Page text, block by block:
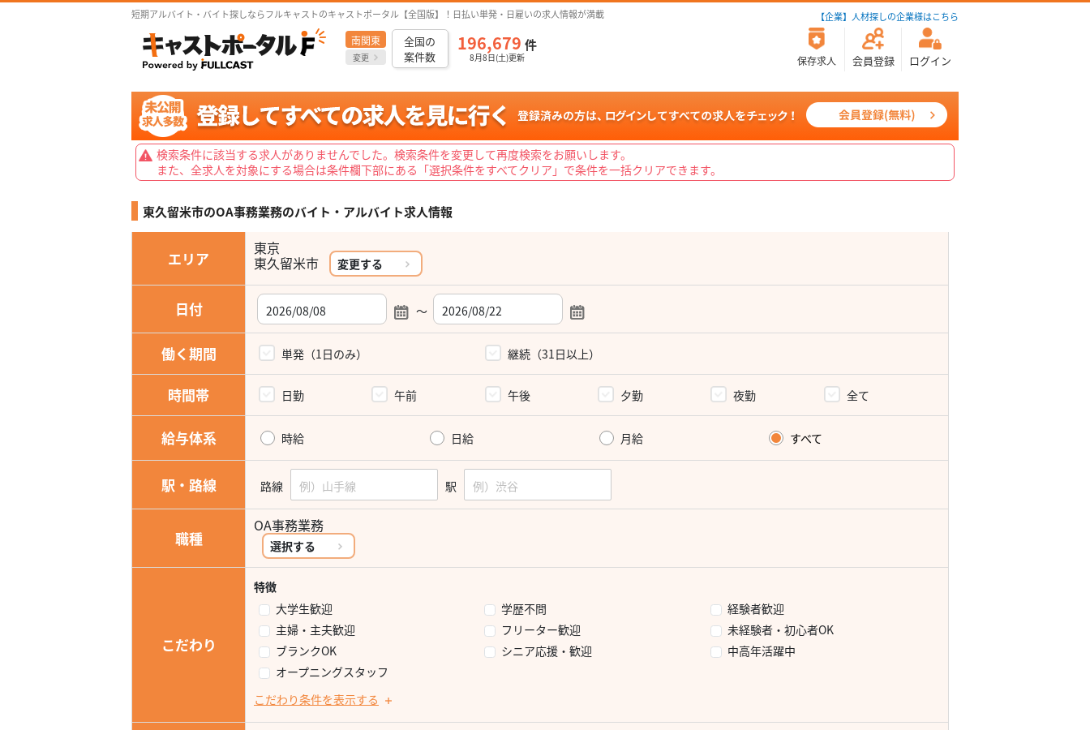
短期アルバイト・バイト探しならフルキャストのキャストポータル【全国版】！日払い単発・日雇いの求人情報が満載 【企業】人材探しの企業様はこちら
南関東
変更
全国の
案件数
196,679 件
8月8日(土)更新 保存求人 会員登録 ログイン
検索条件に該当する求人がありませんでした。検索条件を変更して再度検索をお願いします。
また、全求人を対象にする場合は条件欄下部にある「選択条件をすべてクリア」で条件を一括クリアできます。
東久留米市のOA事務業務のバイト・アルバイト求人情報
エリア
東京
変更する
日付 ～
働く期間 単発（1日のみ） 継続（31日以上）
時間帯 日勤 午前 午後 夕勤 夜勤 全て
給与体系 時給 日給 月給 すべて
駅・路線 路線 駅
職種
OA事務業務
選択する
こだわり
特徴
大学生歓迎
学歴不問
経験者歓迎
主婦・主夫歓迎
フリーター歓迎
未経験者・初心者OK
ブランクOK
シニア応援・歓迎
中高年活躍中
オープニングスタッフ
こだわり条件を表示する